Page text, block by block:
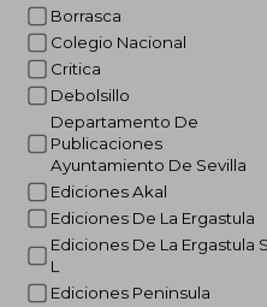
Borrasca
Colegio Nacional
Critica
Debolsillo
Departamento De
Publicaciones
Ayuntamiento De Sevilla
Ediciones Akal
Ediciones De La Ergastula
Ediciones De La Ergastula S
L
Ediciones Peninsula